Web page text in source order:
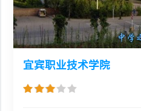
宜宾职业技术学院